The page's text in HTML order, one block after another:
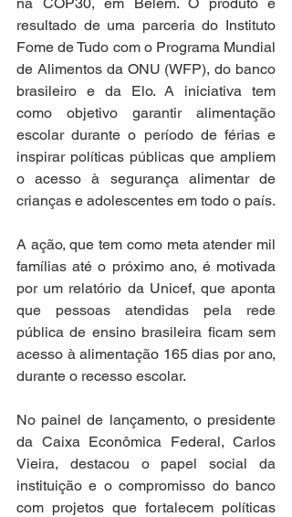
resultado de uma parceria do Instituto
Fome de Tudo com o Programa Mundial
de Alimentos da ONU (WFP), do banco
brasileiro e da Elo. A iniciativa tem
como objetivo garantir alimentação
escolar durante o período de férias e
inspirar políticas públicas que ampliem
o acesso à segurança alimentar de
crianças e adolescentes em todo o país.
A ação, que tem como meta atender mil
famílias até o próximo ano, é motivada
por um relatório da Unicef, que aponta
que pessoas atendidas pela rede
pública de ensino brasileira ficam sem
acesso à alimentação 165 dias por ano,
durante o recesso escolar.
No painel de lançamento, o presidente
da Caixa Econômica Federal, Carlos
Vieira, destacou o papel social da
instituição e o compromisso do banco
com projetos que fortalecem políticas